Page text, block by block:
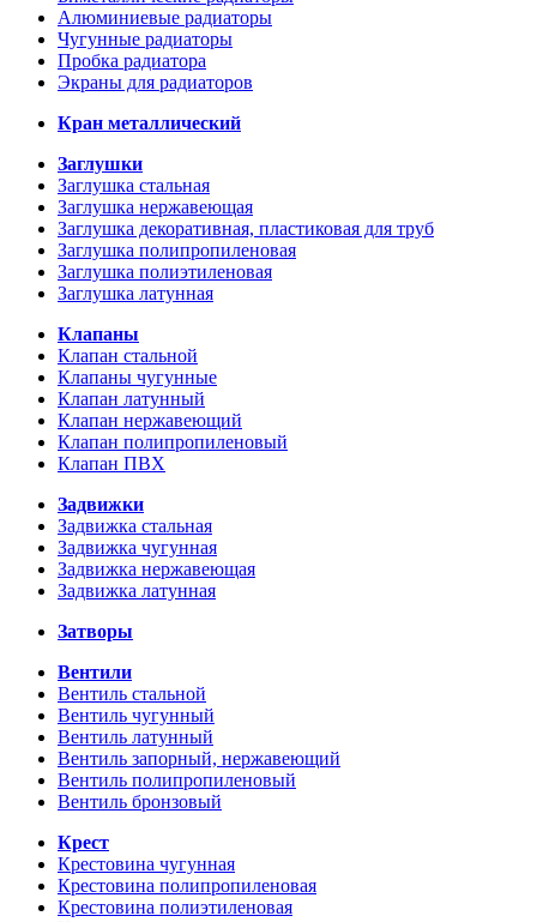
Алюминиевые радиаторы
Чугунные радиаторы
Пробка радиатора
Экраны для радиаторов
Кран металлический
Заглушки
Заглушка стальная
Заглушка нержавеющая
Заглушка декоративная, пластиковая для труб
Заглушка полипропиленовая
Заглушка полиэтиленовая
Заглушка латунная
Клапаны
Клапан стальной
Клапаны чугунные
Клапан латунный
Клапан нержавеющий
Клапан полипропиленовый
Клапан ПВХ
Задвижки
Задвижка стальная
Задвижка чугунная
Задвижка нержавеющая
Задвижка латунная
Затворы
Вентили
Вентиль стальной
Вентиль чугунный
Вентиль латунный
Вентиль запорный, нержавеющий
Вентиль полипропиленовый
Вентиль бронзовый
Крест
Крестовина чугунная
Крестовина полипропиленовая
Крестовина полиэтиленовая